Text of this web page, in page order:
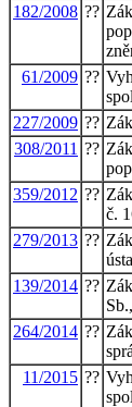
182/2008 ??
61/2009 ??
227/2009 ??
308/2011 ??
359/2012 ??
č.
279/2013 ??
139/2014 ??
264/2014 ??
11/2015 ??